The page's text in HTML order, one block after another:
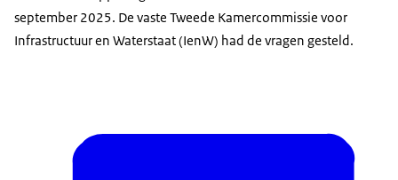
september 2025. De vaste Tweede Kamercommissie voor
Infrastructuur en Waterstaat (IenW) had de vragen gesteld.